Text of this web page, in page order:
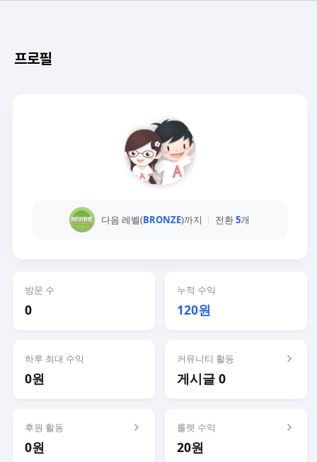
프로필
다음 레벨(BRONZE)까지 전환5개
방문 수
0
누적 수익
120원
하루 최대 수익
0원
커뮤니티 활동
게시글 0
후원 활동
0원
룰렛 수익
20원